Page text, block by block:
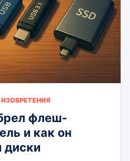
флеш-
и как он
диски